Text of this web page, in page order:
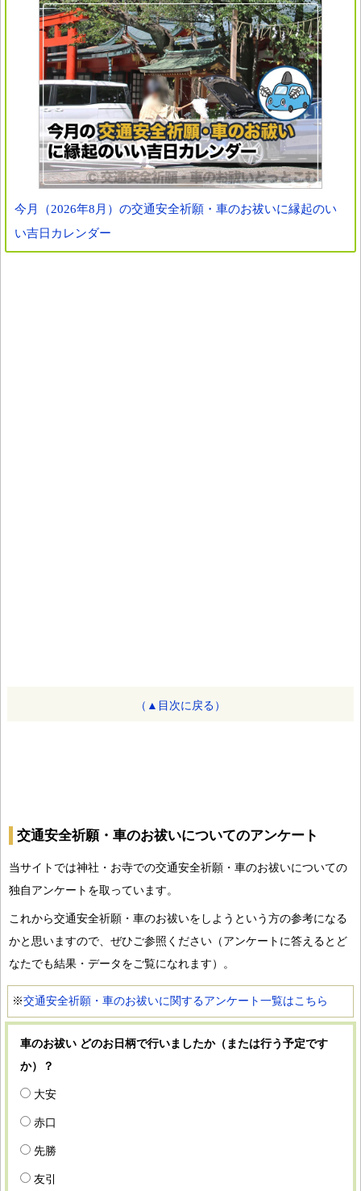
今月（2026年8月）の交通安全祈願・車のお祓いに縁起のい
い吉日カレンダー
（▲目次に戻る）
交通安全祈願・車のお祓いについてのアンケート
当サイトでは神社・お寺での交通安全祈願・車のお祓いについての
独自アンケートを取っています。
これから交通安全祈願・車のお祓いをしようという方の参考になる
かと思いますので、ぜひご参照ください（アンケートに答えるとど
なたでも結果・データをご覧になれます）。
※交通安全祈願・車のお祓いに関するアンケート一覧はこちら
車のお祓い どのお日柄で行いましたか（または行う予定です
か）？
大安
赤口
先勝
友引